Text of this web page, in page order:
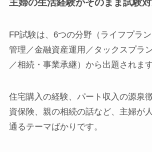
FP試験は、6つの分野（ライフプラ
管理／金融資産運用／タックスプラ
／相続・事業承継）から出題されます
住宅購入の経験、パート収入の源泉
資保険、親の相続の話など、主婦が
通るテーマばかりです。